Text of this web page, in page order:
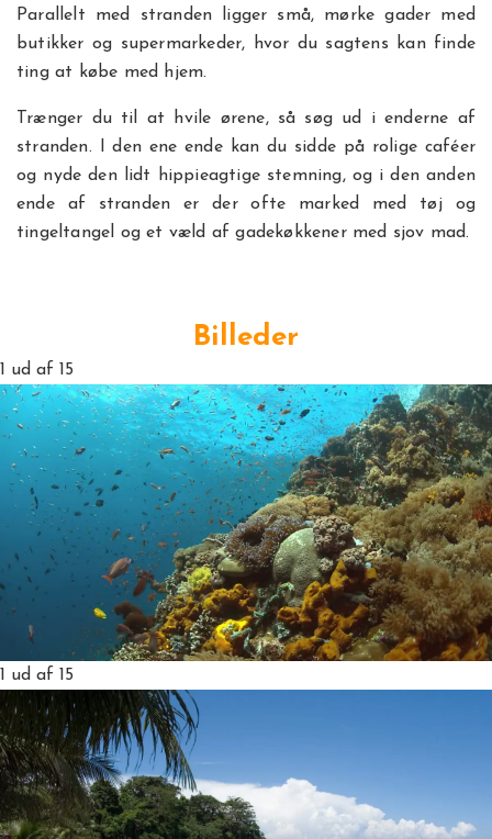
Parallelt med stranden ligger små, mørke gader med
butikker og supermarkeder, hvor du sagtens kan finde
ting at købe med hjem.
Trænger du til at hvile ørene, så søg ud i enderne af
stranden. I den ene ende kan du sidde på rolige caféer
og nyde den lidt hippieagtige stemning, og i den anden
ende af stranden er der ofte marked med tøj og
tingeltangel og et væld af gadekøkkener med sjov mad.
Billeder
1 ud af 15
1 ud af 15